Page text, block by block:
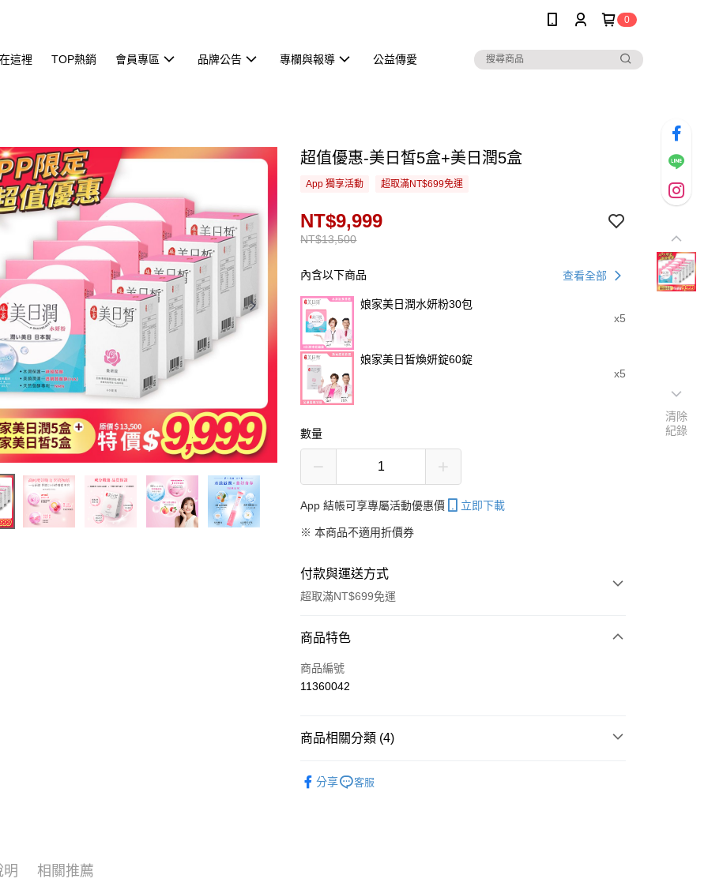
0
這裡 TOP熱銷 會員專區 品牌公告 專欄與報導 公益傳愛
超值優惠-美日皙5盒+美日潤5盒
App 獨享活動 超取滿NT$699免運
NT$13,500
NT$9,999
內含以下商品 查看全部
娘家美日潤水妍粉30包
x5
娘家美日皙煥妍錠60錠
x5
數量
App 結帳可享專屬活動優惠價 立即下載
※ 本商品不適用折價券
付款與運送方式
超取滿NT$699免運
付款方式
信用卡一次付款
悠遊付
商品特色
商品編號
11360042
商品相關分類 (4)
分享 客服
明 相關推薦
清除
紀錄